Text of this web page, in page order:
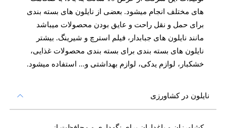
های مختلف انجام میشود. بعضی از نایلون های بسته بندی
برای حمل و نقل راحت و عایق بودن محصولات میباشد
مانند نایلون های جبابدار، فیلم استرچ و شیرینگ. بیشتر
نایلون های بسته بندی برای بسته بندی محصولات غذایی،
خشکبار، لوازم یدکی، لوازم بهداشتی و... استفاده میشود.
نایلون در کشاورزی